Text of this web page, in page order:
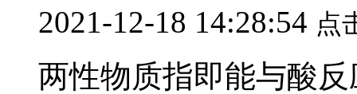
2021-12-18 14:28:54 点
两性物质指即能与酸